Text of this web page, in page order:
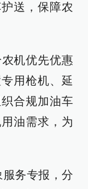
送，保障农
机优先优惠
用枪机、延
合规加油车
油需求，为
服务专报，分